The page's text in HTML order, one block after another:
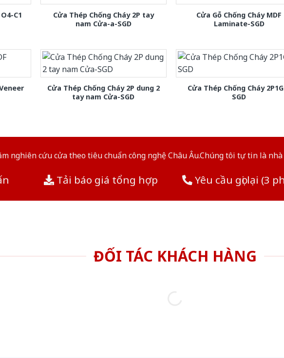
C1
Cửa Thép Chống Cháy 2P tay
nam Cửa-a-SGD
Cửa Gỗ Chống Cháy MDF
Laminate-SGD
Cửa Thép Chống Cháy 2P dung 2
tay nam Cửa-SGD
Cửa Thép Chống Cháy
SGD
nghiên cứu cửa theo tiêu chuẩn công nghệ Châu Âu.Chúng tôi tự tin là
Tải báo giá tổng hợp Yêu cầu gọi lại (3
ĐỐI TÁC KHÁCH HÀNG